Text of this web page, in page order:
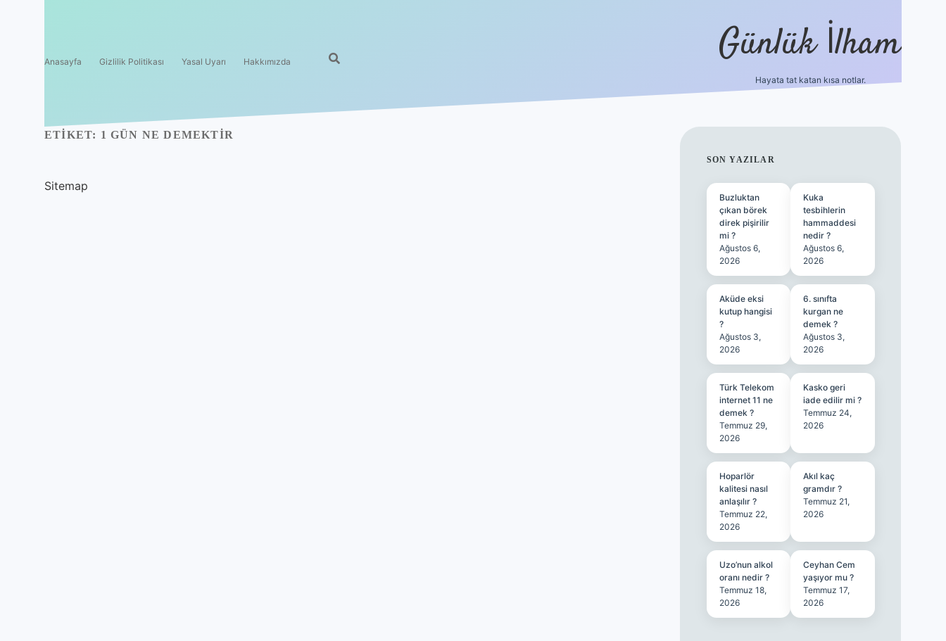
Anasayfa Gizlilik Politikası Yasal Uyarı Hakkımızda Günlük İlham
Hayata tat katan kısa notlar.
ETIKET: 1 GÜN NE DEMEKTIR
Sitemap
SIDEBAR
SON YAZILAR
Buzluktan
çıkan börek
direk pişirilir
mi ?
Ağustos 6,
2026
Kuka
tesbihlerin
hammaddesi
nedir ?
Ağustos 6,
2026
Aküde eksi
kutup hangisi
?
Ağustos 3,
2026
6. sınıfta
kurgan ne
demek ?
Ağustos 3,
2026
Türk Telekom
internet 11 ne
demek ?
Temmuz 29,
2026
Kasko geri
iade edilir mi ?
Temmuz 24,
2026
Hoparlör
kalitesi nasıl
anlaşılır ?
Temmuz 22,
2026
Akıl kaç
gramdır ?
Temmuz 21,
2026
Uzo’nun alkol
oranı nedir ?
Temmuz 18,
2026
Ceyhan Cem
yaşıyor mu ?
Temmuz 17,
2026
betci giriş